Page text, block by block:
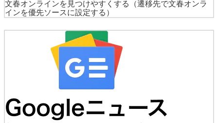
文春オンラインを見つけやすくする
（遷移先で文春オンラ
インを優先ソースに設定する）